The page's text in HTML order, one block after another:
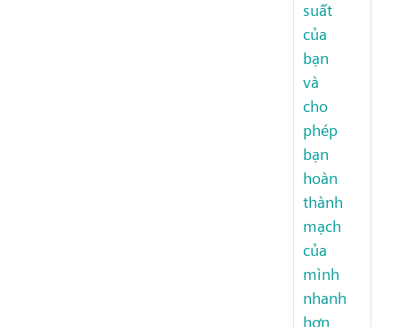
suất
của
bạn
và
cho
phép
bạn
hoàn
thành
mạch
của
mình
nhanh
hơn